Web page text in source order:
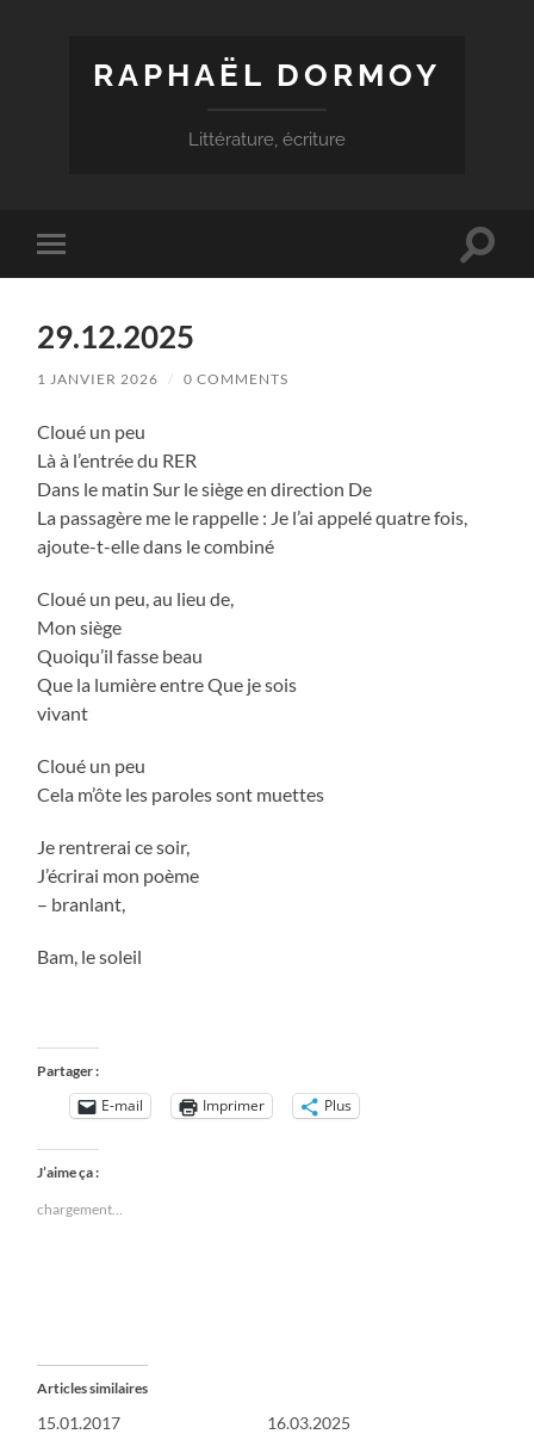
RAPHAËL DORMOY
Littérature, écriture
Toggle
mobile
Toggle
29.12.2025
1 JANVIER 2026 / 0 COMMENTS
Cloué un peu
Là à l’entrée du RER
Dans le matin Sur le siège en direction De
La passagère me le rappelle : Je l’ai appelé quatre fois,
ajoute-t-elle dans le combiné
Cloué un peu, au lieu de,
Mon siège
Quoiqu’il fasse beau
Que la lumière entre Que je sois
vivant
Cloué un peu
Cela m’ôte les paroles sont muettes
Je rentrerai ce soir,
J’écrirai mon poème
– branlant,
Bam, le soleil
Partager :
E-mail Imprimer Plus
J’aime ça :
chargement…
Articles similaires
15.01.2017
16.03.2025